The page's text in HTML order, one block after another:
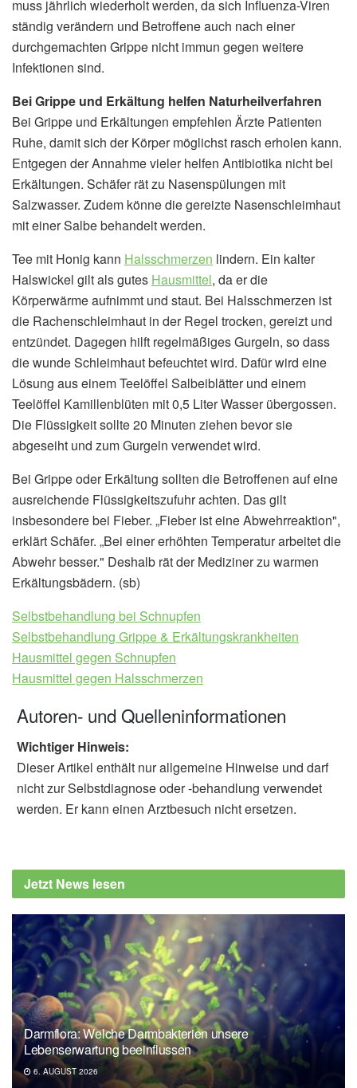
muss jährlich wiederholt werden, da sich Influenza-Viren
ständig verändern und Betroffene auch nach einer
durchgemachten Grippe nicht immun gegen weitere
Infektionen sind.
Bei Grippe und Erkältung helfen Naturheilverfahren
Bei Grippe und Erkältungen empfehlen Ärzte Patienten
Ruhe, damit sich der Körper möglichst rasch erholen kann.
Entgegen der Annahme vieler helfen Antibiotika nicht bei
Erkältungen. Schäfer rät zu Nasenspülungen mit
Salzwasser. Zudem könne die gereizte Nasenschleimhaut
mit einer Salbe behandelt werden.
Tee mit Honig kann Halsschmerzen lindern. Ein kalter
Halswickel gilt als gutes Hausmittel, da er die
Körperwärme aufnimmt und staut. Bei Halsschmerzen ist
die Rachenschleimhaut in der Regel trocken, gereizt und
entzündet. Dagegen hilft regelmäßiges Gurgeln, so dass
die wunde Schleimhaut befeuchtet wird. Dafür wird eine
Lösung aus einem Teelöffel Salbeiblätter und einem
Teelöffel Kamillenblüten mit 0,5 Liter Wasser übergossen.
Die Flüssigkeit sollte 20 Minuten ziehen bevor sie
abgeseiht und zum Gurgeln verwendet wird.
Bei Grippe oder Erkältung sollten die Betroffenen auf eine
ausreichende Flüssigkeitszufuhr achten. Das gilt
insbesondere bei Fieber. „Fieber ist eine Abwehrreaktion",
erklärt Schäfer. „Bei einer erhöhten Temperatur arbeitet die
Abwehr besser." Deshalb rät der Mediziner zu warmen
Erkältungsbädern. (sb)
Selbstbehandlung bei Schnupfen
Selbstbehandlung Grippe & Erkältungskrankheiten
Hausmittel gegen Schnupfen
Hausmittel gegen Halsschmerzen
Autoren- und Quelleninformationen
Wichtiger Hinweis:
Dieser Artikel enthält nur allgemeine Hinweise und darf
nicht zur Selbstdiagnose oder -behandlung verwendet
werden. Er kann einen Arztbesuch nicht ersetzen.
Jetzt News lesen
Darmflora: Welche Darmbakterien unsere
Lebenserwartung beeinflussen
6. AUGUST 2026